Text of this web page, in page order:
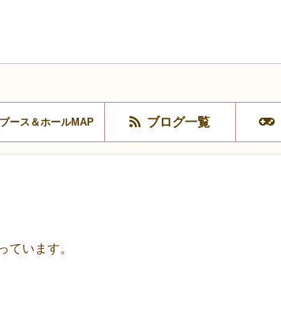
ブース＆ホールMAP ブログ一覧
ています。